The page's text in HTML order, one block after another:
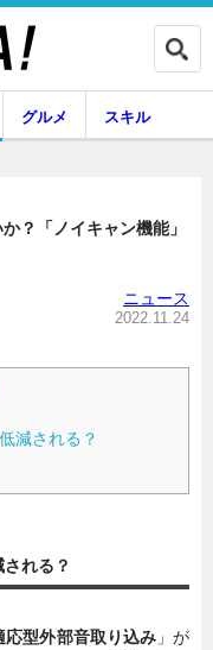
専門家インタビュー
エンタメ
グルメ スキル
？「ノイキャン機能」
ニュース
2022.11.24
減される？
れる？
応型外部音取り込み」が